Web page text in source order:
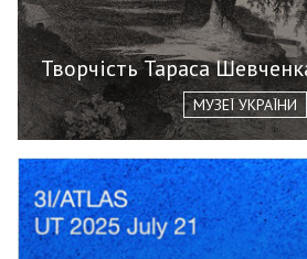
Творчість Тараса
МУЗЕЇ УКРАЇНИ